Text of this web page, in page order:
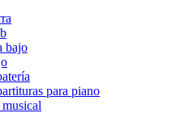
bajo
para piano